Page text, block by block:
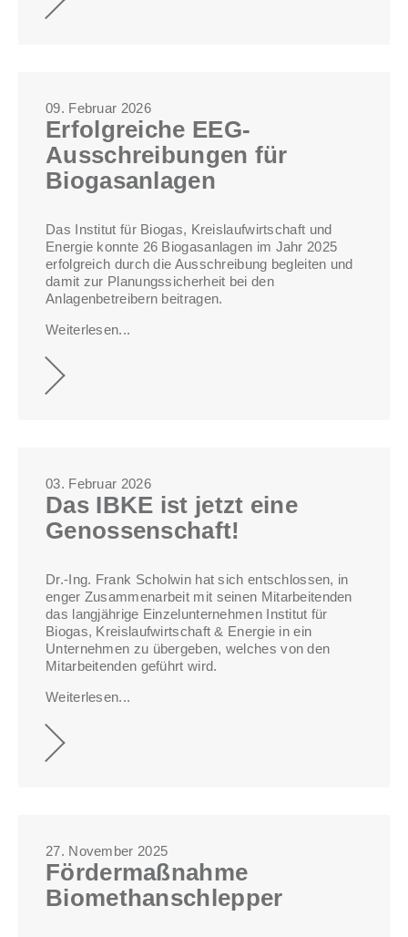
09. Februar 2026
Erfolgreiche EEG-
Ausschreibungen für
Biogasanlagen
Das Institut für Biogas, Kreislaufwirtschaft und
Energie konnte 26 Biogasanlagen im Jahr 2025
erfolgreich durch die Ausschreibung begleiten und
damit zur Planungssicherheit bei den
Anlagenbetreibern beitragen.
Weiterlesen...
03. Februar 2026
Das IBKE ist jetzt eine
Genossenschaft!
Dr.-Ing. Frank Scholwin hat sich entschlossen, in
enger Zusammenarbeit mit seinen Mitarbeitenden
das langjährige Einzelunternehmen Institut für
Biogas, Kreislaufwirtschaft & Energie in ein
Unternehmen zu übergeben, welches von den
Mitarbeitenden geführt wird.
Weiterlesen...
27. November 2025
Fördermaßnahme
Biomethanschlepper